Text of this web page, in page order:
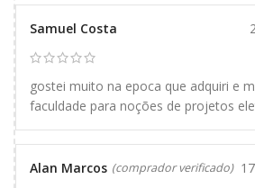
Samuel Costa
gostei muito na epoca que adquiri e
faculdade para noções de projetos
Alan Marcos (comprador verificado)